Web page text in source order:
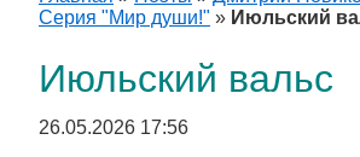
Серия "Мир души!" » Июльский
Июльский вальс
26.05.2026 17:56